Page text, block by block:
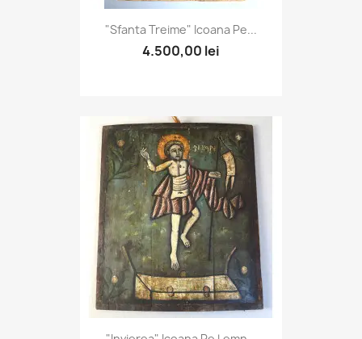
"Sfanta Treime" Icoana Pe...
4.500,00 lei